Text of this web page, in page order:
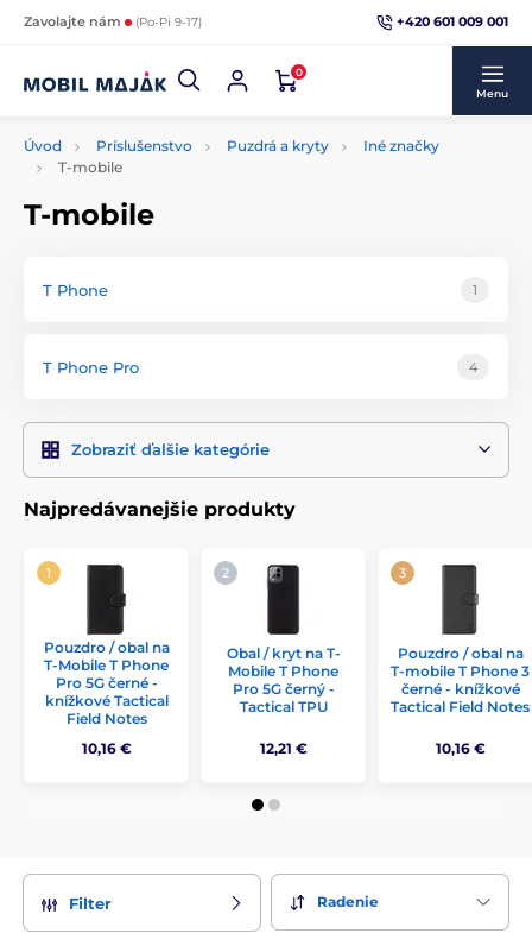
Zavolajte nám (Po-Pi 9-17) +420 601 009 001
0
Menu
Úvod Príslušenstvo Puzdrá a kryty
Iné značky
T-mobile
T-mobile
T Phone 1
T Phone Pro 4
Zobraziť ďalšie kategórie
Najpredávanejšie produkty
Pouzdro / obal na
T-Mobile T Phone
Pro 5G černé -
knížkové Tactical
Field Notes
10,16 €
Obal / kryt na T-
Mobile T Phone
Pro 5G černý -
Tactical TPU
12,21 €
Pouzdro / obal na
T-mobile T Phone 3
černé - knížkové
Tactical Field Notes
10,16 €
Filter Radenie